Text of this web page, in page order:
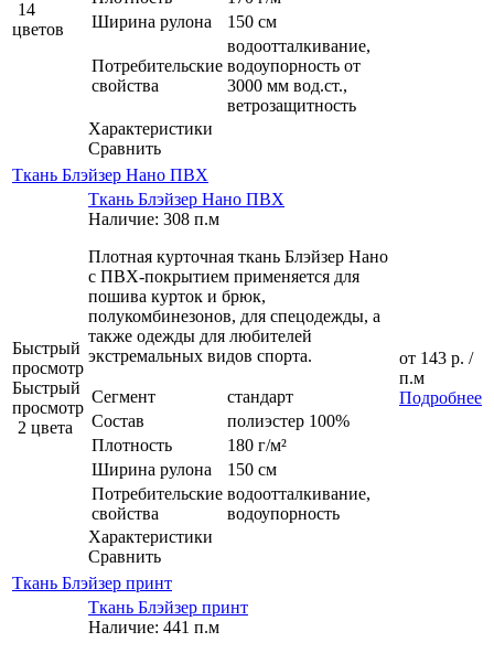
14
цветов
Ширина рулона
150 см
Потребительские
свойства
водоотталкивание,
водоупорность от
3000 мм вод.ст.,
ветрозащитность
Характеристики
Сравнить
Ткань Блэйзер Нано ПВХ
Быстрый
просмотр
Быстрый
просмотр
2 цвета
Ткань Блэйзер Нано ПВХ
Наличие: 308 п.м
Плотная курточная ткань Блэйзер Нано
с ПВХ-покрытием применяется для
пошива курток и брюк,
полукомбинезонов, для спецодежды, а
также одежды для любителей
экстремальных видов спорта.
Сегмент
стандарт
Состав
полиэстер 100%
Плотность
180 г/м²
Ширина рулона
150 см
Потребительские
свойства
водоотталкивание,
водоупорность
Характеристики
Сравнить
от 143 р. /
п.м
Подробнее
Ткань Блэйзер принт
Ткань Блэйзер принт
Наличие: 441 п.м